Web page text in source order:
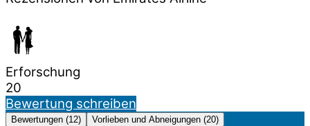
Erforschung
20
Bewertung schreiben
Bewertungen (12) Vorlieben und Abneigungen (20)